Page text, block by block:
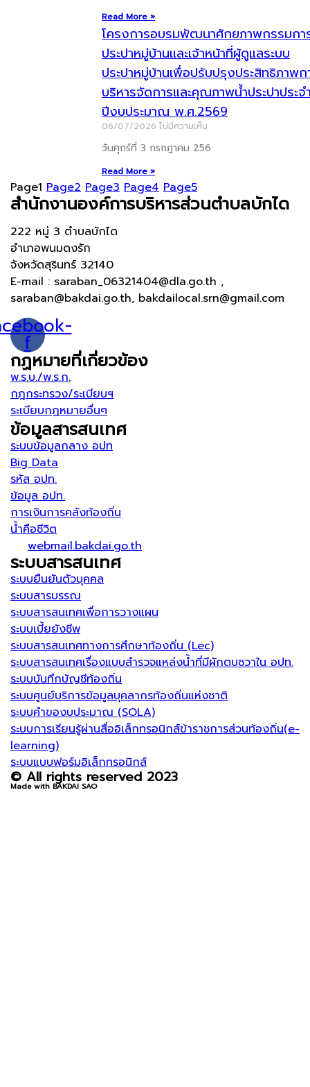
Read More »
โครงการอบรมพัฒนาศักยภาพกรรมกา
ประปาหมู่บ้านและเจ้าหน้าที่ผู้ดูแลระบบ
ประปาหมู่บ้านเพื่อปรับปรุงประสิทธิภาพก
บริหารจัดการและคุณภาพน้ำประปาประจ
ปีงบประมาณ พ.ศ.2569
06/07/2026 ไม่มีความเห็น
วันศุกร์ที่ 3 กรกฎาคม 256
Read More »
Page1 Page2 Page3 Page4 Page5
สำนักงานองค์การบริหารส่วนตำบลบักได
222 หมู่ 3 ตำบลบักได
อำเภอพนมดงรัก
จังหวัดสุรินทร์ 32140
E-mail : saraban_06321404@dla.go.th ,
saraban@bakdai.go.th, bakdailocal.srn@gmail.com
f
กฏหมายที่เกี่ยวข้อง
พ.ร.บ./พ.ร.ก.
กฎกระทรวง/ระเบียบฯ
ระเบียบกฏหมายอื่นๆ
ข้อมูลสารสนเทศ
ระบบข้อมูลกลาง อปท
Big Data
รหัส อปท.
ข้อมูล อปท.
การเงินการคลังท้องถิ่น
น้ำคือชีวิต
webmail.bakdai.go.th
ระบบสารสนเทศ
ระบบยืนยันตัวบุคคล
ระบบสารบรรณ
ระบบสารสนเทศเพื่อการวางแผน
ระบบเบี้ยยังชีพ
ระบบสารสนเทศทางการศึกษาท้องถิ่น (Lec)
ระบบสารสนเทศเรื่องแบบสำรวจแหล่งน้ำที่มีผักตบชวาใน อปท.
ระบบบันทึกบัญชีท้องถิ่น
ระบบศูนย์บริการข้อมูลบุคลากรท้องถิ่นแห่งชาติ
ระบบคำของบประมาณ (SOLA)
ระบบการเรียนรู้ผ่านสื่ออิเล็กทรอนิกส์ข้าราชการส่วนท้องถิ่น(e-
learning)
ระบบแบบฟอร์มอิเล็กทรอนิกส์
© All rights reserved 2023
Made with BAKDAI SAO